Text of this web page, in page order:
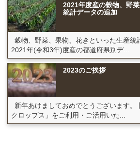
2021年度産の穀物、野
統計データの追加
穀物、野菜、果物、花きといった生産統
2021年(令和3年)度産の都道府県別デ...
2023のご挨拶
新年あけましておめでとうございます。
クロップス」をご利用・ご活用いた...